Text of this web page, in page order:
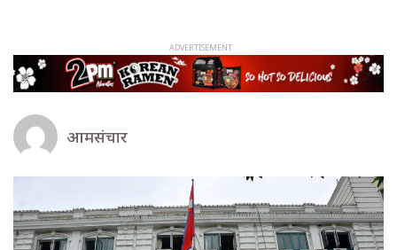
आमसंचार